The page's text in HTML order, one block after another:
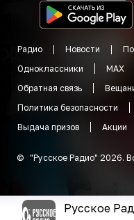
Радио Новости
Одноклассники
MAX
Обратная связь
Политика безопасности
Выдача призов
Акции
© "Русское Радио" 2026.
Русское